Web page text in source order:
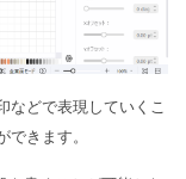
などで表現していくこ
きます。